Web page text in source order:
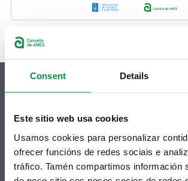
Consent Details
Este sitio web usa cookies
Usamos cookies para personalizar
ofrecer funcións de redes sociais e
tráfico. Tamén compartimos información
Praza do Concello, 2 |15220
Bertamiráns (Ames)
Telf 981 883 002 | Fax 981 883 925